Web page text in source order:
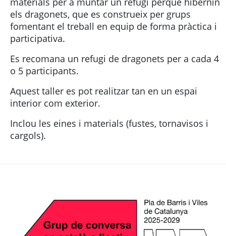
els dragonets, que es construeix per grups
fomentant el treball en equip de forma pràctica i
participativa.
Es recomana un refugi de dragonets per a cada 4
o 5 participants.
Aquest taller es pot realitzar tan en un espai
interior com exterior.
Inclou les eines i materials (fustes, tornavisos i
cargols).